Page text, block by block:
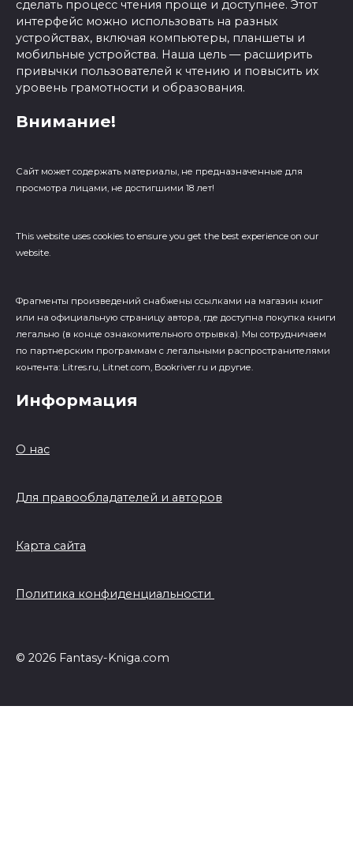
сделать процесс чтения проще и доступнее. Этот
интерфейс можно использовать на разных
устройствах, включая компьютеры, планшеты и
мобильные устройства. Наша цель — расширить
привычки пользователей к чтению и повысить их
уровень грамотности и образования.
Внимание!
Сайт может содержать материалы, не предназначенные для
просмотра лицами, не достигшими 18 лет!
This website uses cookies to ensure you get the best experience on our
website.
Фрагменты произведений cнабжены ссылками на магазин книг
или на официальную страницу автора, где доступна покупка книги
легально (в конце ознакомительного отрывка). Мы сотрудничаем
по партнерским программам с легальными распространителями
контента: Litres.ru, Litnet.com, Bookriver.ru и другие.
Информация
О нас
Для правообладателей и авторов
Карта сайта
Политика конфиденциальности
© 2026 Fantasy-Kniga.com